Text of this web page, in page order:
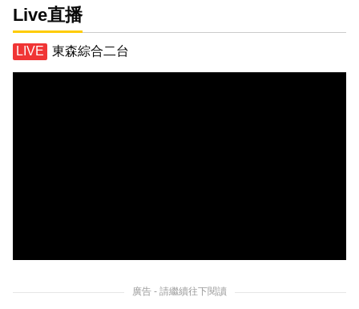
Live直播
東森綜合二台
廣告 - 請繼續往下閱讀